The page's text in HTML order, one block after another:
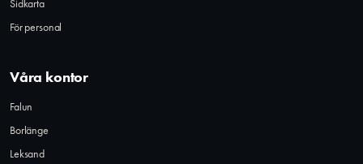
För personal
Våra kontor
Falun
Borlänge
Leksand